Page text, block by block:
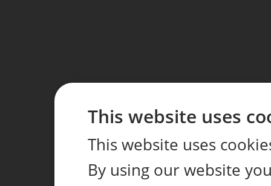
This website uses
This website uses
By using our website